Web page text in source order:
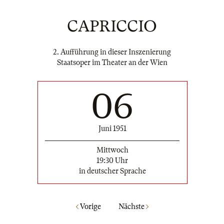
CAPRICCIO
2. Aufführung in dieser Inszenierung
Staatsoper im Theater an der Wien
06
Juni 1951
Mittwoch
19:30 Uhr
in deutscher Sprache
Vorige Nächste